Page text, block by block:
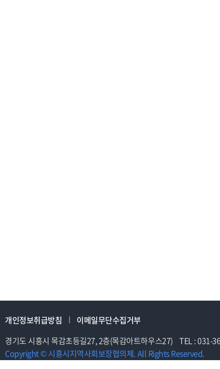
개인정보취급방침
이메일무단수집거부
경기도 시흥시 목감초등길27, 2층(목감아트하우스27) TEL : 031-
Copyright © 시흥시지역사회보장협의체. All Rights Reserved.